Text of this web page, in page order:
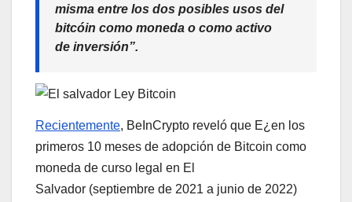
misma entre los dos posibles usos del
bitcóin como moneda o como activo
de inversión”.
Recientemente, BeInCrypto reveló que E¿en los
primeros 10 meses de adopción de Bitcoin como
moneda de curso legal en El
Salvador (septiembre de 2021 a junio de 2022)